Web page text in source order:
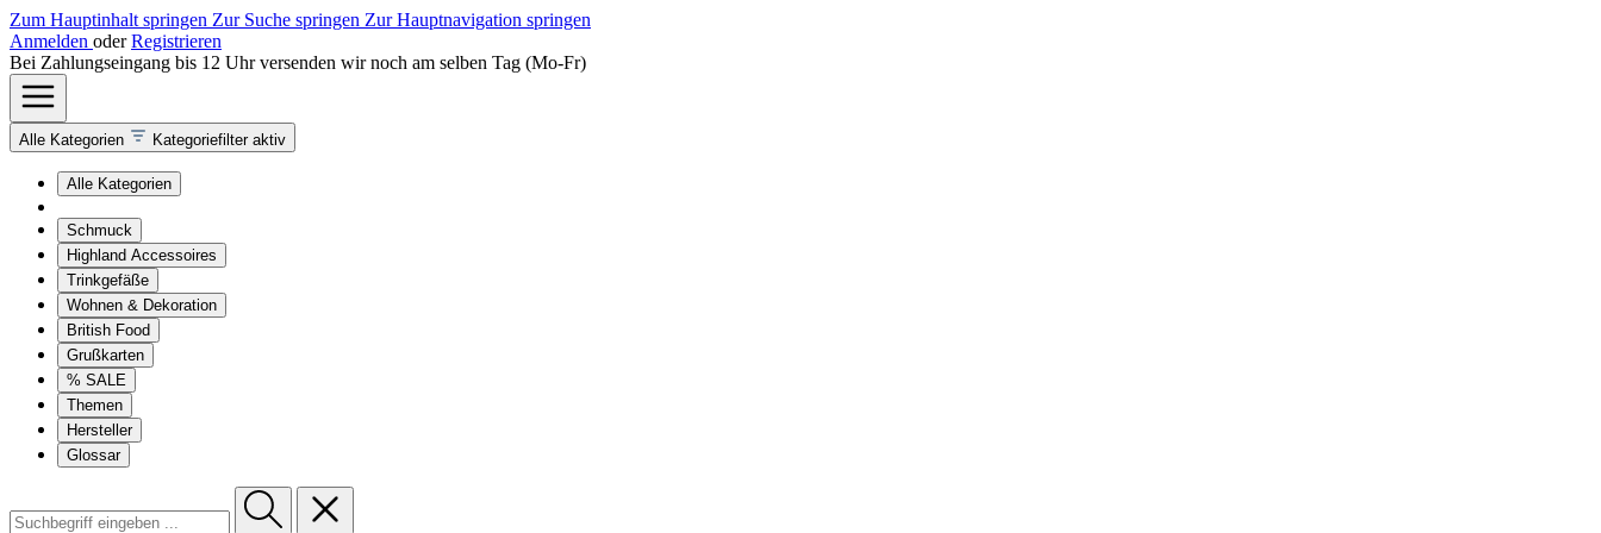
Zum Hauptinhalt springen Zur Suche springen Zur Hauptnavigation springen
Anmelden oder Registrieren
Bei Zahlungseingang bis 12 Uhr versenden wir noch am selben Tag (Mo-Fr)
Alle Kategorien Kategoriefilter aktiv
Alle Kategorien
Schmuck
Highland Accessoires
Trinkgefäße
Wohnen & Dekoration
British Food
Grußkarten
% SALE
Themen
Hersteller
Glossar